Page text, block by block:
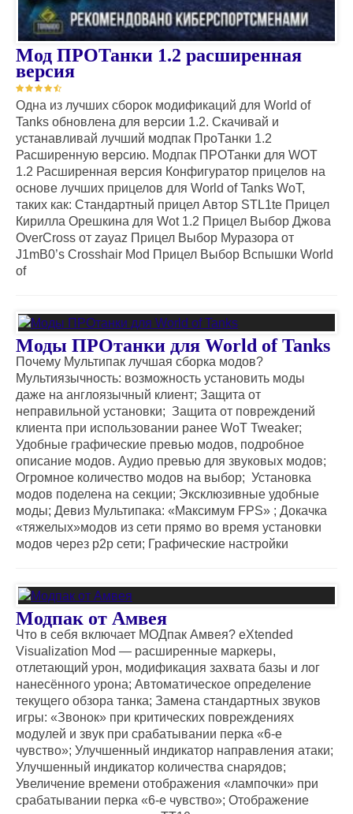
Мод ПРОТанки 1.2 расширенная
версия
Одна из лучших сборок модификаций для World of
Tanks обновлена для версии 1.2. Скачивай и
устанавливай лучший модпак ПроТанки 1.2
Расширенную версию. Модпак ПРОТанки для WOT
1.2 Расширенная версия Конфигуратор прицелов на
основе лучших прицелов для World of Tanks WoT,
таких как: Стандартный прицел Автор STL1te Прицел
Кирилла Орешкина для Wot 1.2 Прицел Выбор Джова
OverCross от zayaz Прицел Выбор Муразора от
J1mB0’s Crosshair Mod Прицел Выбор Вспышки World
of
Моды ПРОтанки для World of Tanks
Почему Мультипак лучшая сборка модов?
Мультиязычность: возможность установить моды
даже на англоязычный клиент; Защита от
неправильной установки; Защита от повреждений
клиента при использовании ранее WoT Tweaker;
Удобные графические превью модов, подробное
описание модов. Аудио превью для звуковых модов;
Огромное количество модов на выбор; Установка
модов поделена на секции; Эксклюзивные удобные
моды; Девиз Мультипака: «Максимум FPS» ; Докачка
«тяжелых»модов из сети прямо во время установки
модов через p2p сети; Графические настройки
Модпак от Амвея
Что в себя включает МОДпак Амвея? eXtended
Visualization Mod — расширенные маркеры,
отлетающий урон, модификация захвата базы и лог
нанесённого урона; Автоматическое определение
текущего обзора танка; Замена стандартных звуков
игры: «Звонок» при критических повреждениях
модулей и звук при срабатывании перка «6-е
чувство»; Улучшенный индикатор направления атаки;
Улучшенный индикатор количества снарядов;
Увеличение времени отображения «лампочки» при
срабатывании перка «6-е чувство»; Отображение